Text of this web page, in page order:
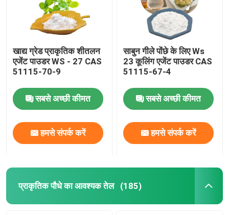
खाद्य ग्रेड प्राकृतिक शीतलन
एजेंट पाउडर WS - 27 CAS
51115-70-9
सबसे अच्छी कीमत
हमसे संपर्क करें
साबुन गीले पोंछे के लिए Ws
23 कूलिंग एजेंट पाउडर CAS
51115-67-4
सबसे अच्छी कीमत
हमसे संपर्क करें
प्राकृतिक पौधे का आवश्यक तेल (185)